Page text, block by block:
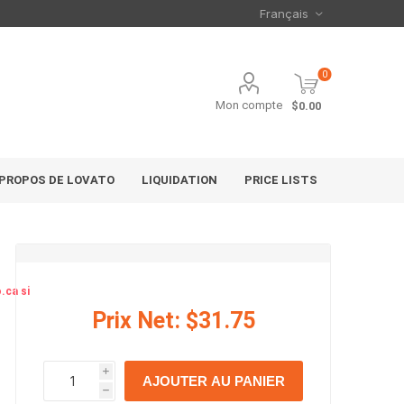
Mon compte
0
$0.00
DE LOVATO LIQUIDATION PRICE LISTS
si
Prix Net: $31.75
i
h
h
AJOUTER AU PANIER